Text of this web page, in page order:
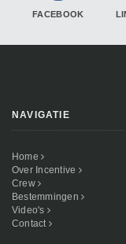
FACEBOOK
NAVIGATIE
Home
Over Incentive
Crew
Bestemmingen
Video's
Contact